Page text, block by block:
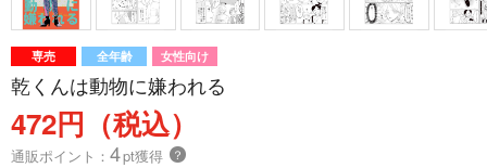
専売 全年齢 女性向け
乾くんは動物に嫌われる
472円（税込）
通販ポイント： 4pt獲得 ？